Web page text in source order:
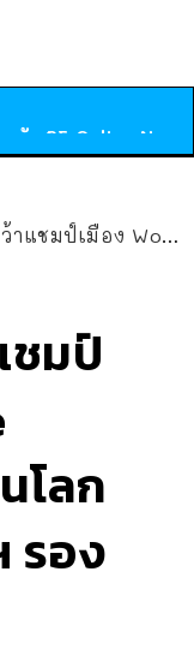
ดีที่สุดในโลก 2021 – กรุงเทพฯ รองบ๊วย
ชมป์
โลก
รอง